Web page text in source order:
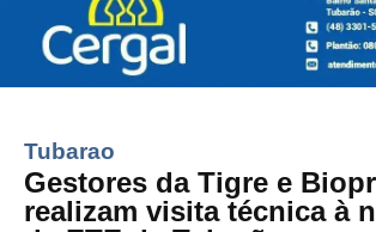
Tubarao
Gestores da Tigre e
realizam visita técnica à